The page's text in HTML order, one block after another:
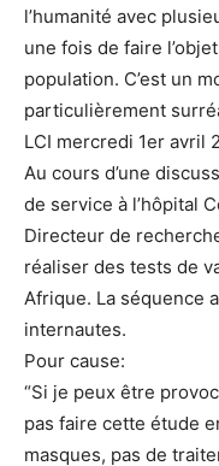
l’humanité avec
une fois de faire
population. C’est un
particulièrement
LCI mercredi 1er avril
Au cours d’une
de service à l’hôpital
Directeur de
réaliser des tests de
Afrique. La séquence
internautes.
Pour cause:
“Si je peux être
pas faire cette étude
masques, pas de